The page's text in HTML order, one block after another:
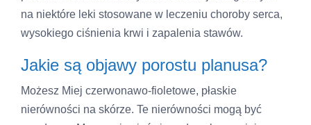
na niektóre leki stosowane w leczeniu choroby serca,
wysokiego ciśnienia krwi i zapalenia stawów.
Jakie są objawy porostu planusa?
Możesz Miej czerwonawo-fioletowe, płaskie
nierówności na skórze. Te nierówności mogą być